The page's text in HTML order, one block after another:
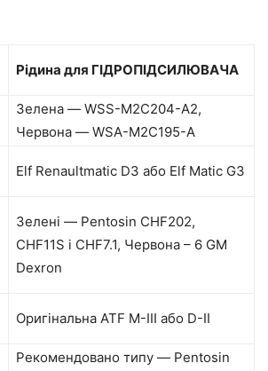
Рідина для ГІДРОПІДСИЛЮВАЧА
Зелена — WSS-M2C204-A2,
Червона — WSA-M2C195-A
Elf Renaultmatic D3 або Elf Matic G3
Зелені — Pentosin CHF202,
CHF11S і CHF7.1, Червона – 6 GM
Dexron
Оригінальна ATF M-III або D-ІІ
Рекомендовано типу — Pentosin